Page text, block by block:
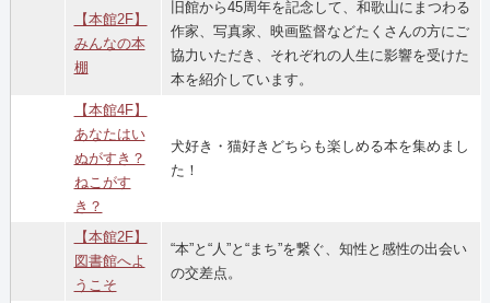
【本館2F】
みんなの本
棚
旧館から45周年を記念して、和歌山にまつわる
作家、写真家、映画監督などたくさんの方にご
協力いただき、それぞれの人生に影響を受けた
本を紹介しています。
【本館4F】
あなたはい
ぬがすき？
ねこがす
き？
犬好き・猫好きどちらも楽しめる本を集めまし
た！
【本館2F】
図書館へよ
うこそ
“本”と“人”と“まち”を繋ぐ、知性と感性の出会い
の交差点。